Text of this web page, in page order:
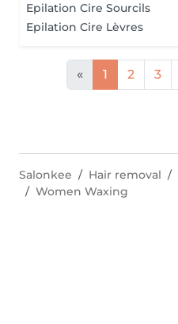
Epilation Cire Sourcils
Epilation Cire Lèvres
« 1 2 3
Salonkee Hair removal
Women Waxing